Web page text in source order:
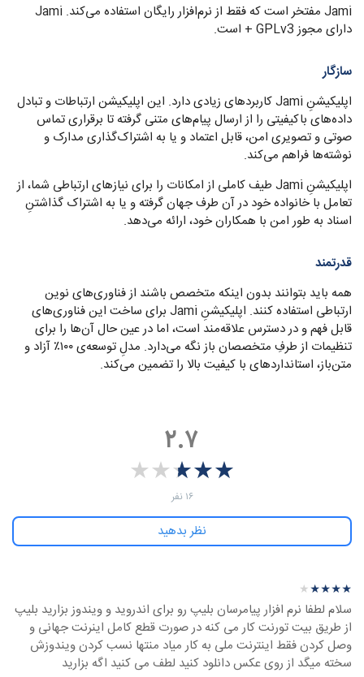
Jami مفتخر است که فقط از نرم‌افزار رایگان استفاده می‌کند. Jami
دارای مجوز GPLv3 + است.
سازگار
اپلیکیشنِ Jami کاربردهای زیادی دارد. این اپلیکیشن ارتباطات و تبادل
داده‌های باکیفیتی را از ارسال پیام‌های متنی گرفته تا برقراری تماس
صوتی و تصویری امن، قابل اعتماد و یا به اشتراک‌گذاری مدارک و
نوشته‌ها فراهم می‌کند.
اپلیکیشنِ Jami طیف کاملی از امکانات را برای نیازهای ارتباطی شما،‌ از
تعامل با خانواده خود در آن طرف جهان گرفته و یا به اشتراک گذاشتنِ
اسناد به طور امن با همکاران خود، ارائه می‌دهد.
قدرتمند
همه باید بتوانند بدون اینکه متخصص باشند از فناوری‌های نوین
ارتباطی استفاده کنند. اپلیکیشنِ Jami برای ساخت این فناوری‌های
قابل فهم و در دسترس علاقه‌مند است، اما در عین حال آن‌ها را برای
تنظیمات از طرفِ متخصصان باز نگه می‌دارد. مدلِ توسعه‌ی ۱۰۰٪ آزاد و
متن‌باز، استانداردهای با کیفیت بالا را تضمین می‌کند.
۲.۷
★★★★★
★
★
★
★
★
‫۱۶ نفر
نظر بدهید
نظر درباره ‫Jami - ویندوز★★★★★
★
★
★
★
★
سلام لطفا نرم افزار پیامرسان بلیپ رو برای اندروید و ویندوز بزارید بلیپ
از طریق بیت تورنت کار می کنه در صورت قطع کامل اینرنت جهانی و
وصل کردن فقط اینترنت ملی به کار میاد منتها نسب کردن ویندوزش
سخته میگد از روی عکس دانلود کنید لطف می کنید اگه بزارید